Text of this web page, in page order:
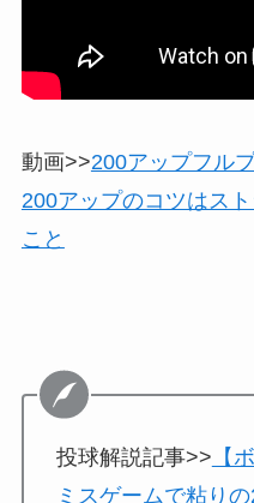
動画>>200アップフル
200アップのコツはス
こと
投球解説記事>> 【
ミスゲームで粘り